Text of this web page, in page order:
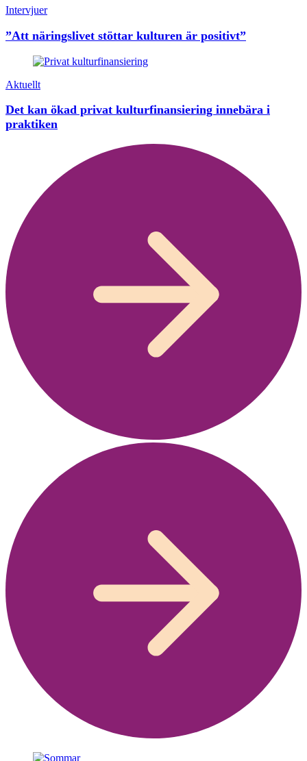
Intervjuer
”Att näringslivet stöttar kulturen är positivt”
Aktuellt
Det kan ökad privat kulturfinansiering innebära i
praktiken